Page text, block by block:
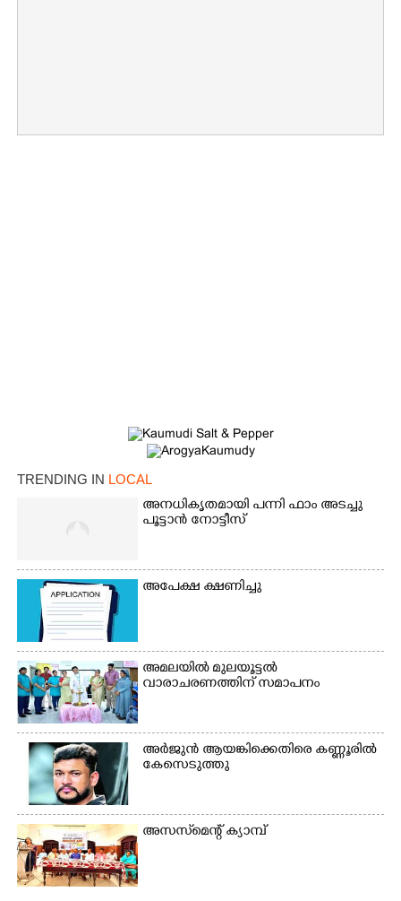
TRENDING IN LOCAL
അനധികൃതമായി പന്നി ഫാം അടച്ചു
പൂട്ടാൻ നോട്ടീസ്
അപേക്ഷ ക്ഷണിച്ചു
അമലയിൽ മുലയൂട്ടൽ
വാരാചരണത്തിന് സമാപനം
അർജുൻ ആയങ്കിക്കെതിരെ കണ്ണൂരിൽ
കേസെടുത്തു
അസസ്‌മെന്റ് ക്യാമ്പ്